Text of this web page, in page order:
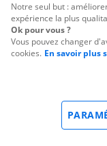
Notre seul but :
expérience la plus
Ok pour vous ?
Vous pouvez changer
cookies. En savoir plus